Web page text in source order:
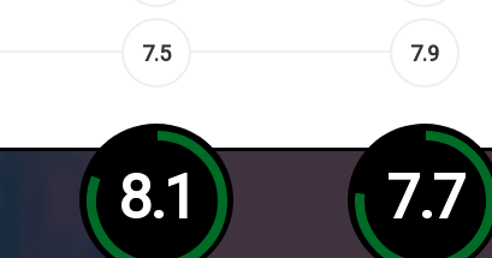
7.5 7.9
8.1 7.7